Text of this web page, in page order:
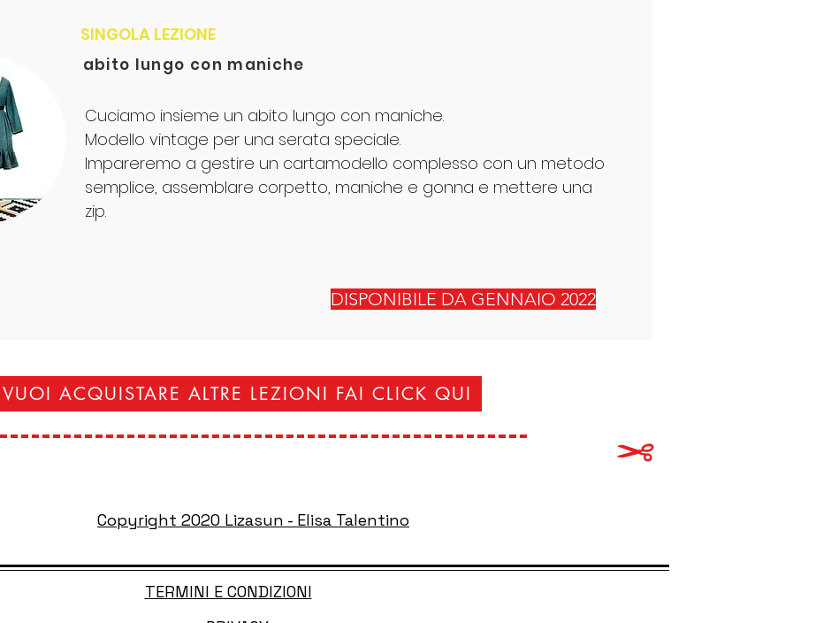
SINGOLA LEZIONE
abito lungo con maniche
Cuciamo insieme un abito lungo con maniche.
Modello vintage per una serata speciale.
Impareremo a gestire un cartamodello complesso con un metodo
semplice, assemblare corpetto, maniche e gonna e mettere una
zip.
DISPONIBILE DA GENNAIO 2022
VUOI ACQUISTARE ALTRE LEZIONI FAI CLICK QUI
Copyright 2020 Lizasun - Elisa Talentino
TERMINI E CONDIZIONI